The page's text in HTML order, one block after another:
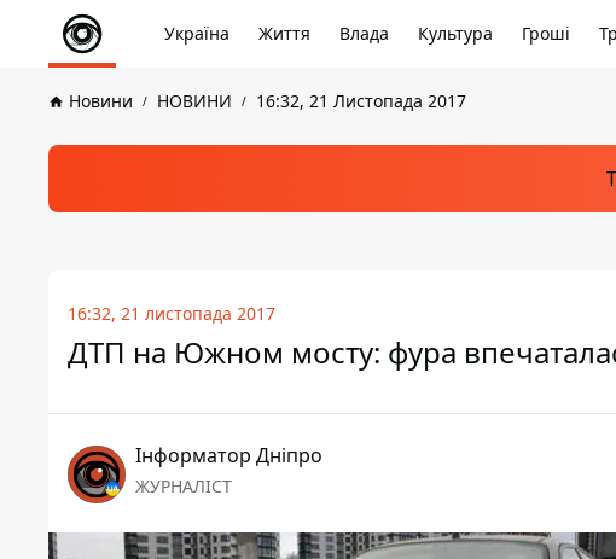
Україна Життя Влада Культура Гроші
Новини НОВИНИ 16:32, 21 Листопада 2017
16:32, 21 листопада 2017
ДТП на Южном мосту: фура
Інформатор Дніпро
ЖУРНАЛІСТ